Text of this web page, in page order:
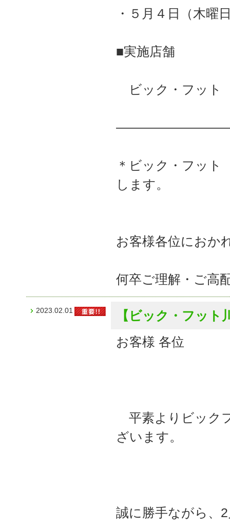
・５月４日（木曜
■実施店舗
ビック・フット
＊ビック・フッ
します。
お客様各位におか
何卒ご理解・ご高
2023.02.01
【ビック・フッ
お客様 各位
平素よりビック
ざいます。
誠に勝手ながら、